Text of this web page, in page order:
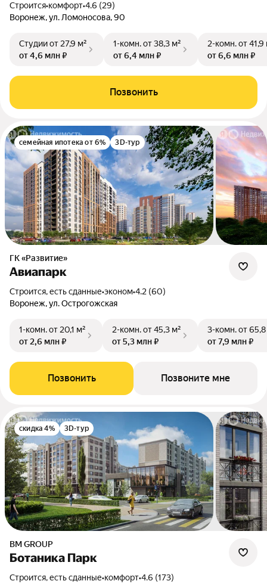
Строится•комфорт•4.6 (29)
Воронеж, ул. Ломоносова, 90
Студииот 27,9 м²
от 4,6 млн ₽
1-комн.от 38,3 м²
от 6,4 млн ₽
2-комн.от 41,9
от 6,6 млн ₽
Позвонить
семейная ипотека от 6% 3D-тур
ГК «Развитие»
Авиапарк
Строится, есть сданные•эконом•4.2 (60)
Воронеж, ул. Острогожская
1-комн.от 20,1 м²
от 2,6 млн ₽
2-комн.от 45,3 м²
от 5,3 млн ₽
3-комн.от
от 7,9 млн ₽
Позвонить Позвоните мне
скидка 4% 3D-тур
BM GROUP
Ботаника Парк
Строится, есть сданные•комфорт•4.6 (173)